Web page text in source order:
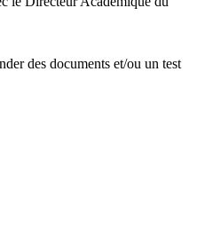
des documents et/ou un test